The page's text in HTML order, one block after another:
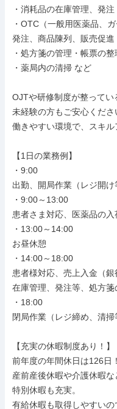
・消耗品の在庫管理、発注
・OTC（一般用医薬品、
発注、商品陳列、販売促進
・処方箋の管理・帳票の
・薬局内の清掃 など
OJTや研修制度が整ってい
未経験の方もご安心くださ
働きやすい環境で、スキル
【1日の業務例】
・9:00
出勤、開局作業（レジ開け
・9:00～13:00
患者さま対応、医薬品の
・13:00～14:00
お昼休憩
・14:00～18:00
患者様対応、売上入金（銀
在庫管理、発注等、処方
・18:00
閉局作業（レジ締め、清掃
【充実の休暇制度あり！】
前年度の年間休日は126日！
産前産後休暇や介護休暇な
特別休暇も充実。
有給休暇も取得しやすいの